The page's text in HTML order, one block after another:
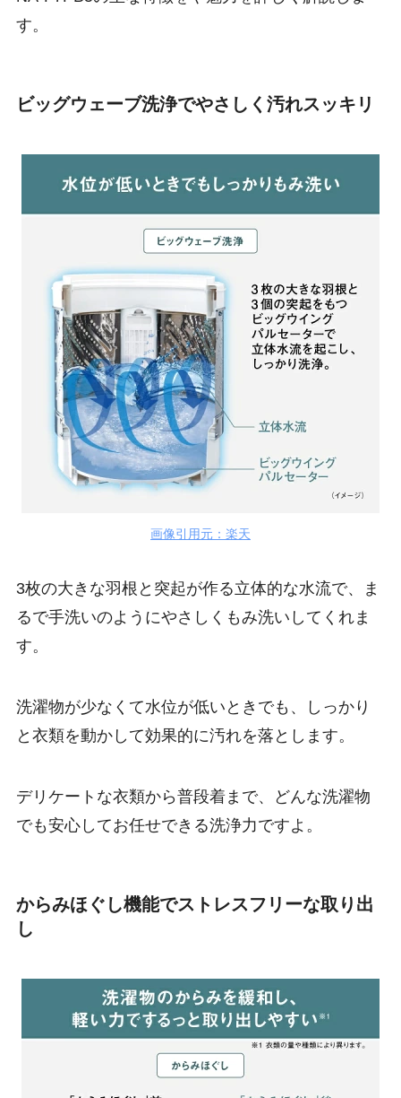
す。
ビッグウェーブ洗浄でやさしく汚れスッキリ
画像引用元：楽天
3枚の大きな羽根と突起が作る立体的な水流で、ま
るで手洗いのようにやさしくもみ洗いしてくれま
す。
洗濯物が少なくて水位が低いときでも、しっかり
と衣類を動かして効果的に汚れを落とします。
デリケートな衣類から普段着まで、どんな洗濯物
でも安心してお任せできる洗浄力ですよ。
からみほぐし機能でストレスフリーな取り出
し